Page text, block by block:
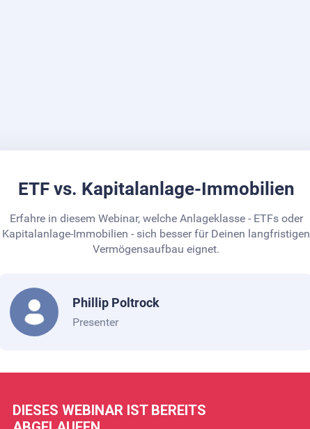
ETF vs. Kapitalanlage-Immobilien
Erfahre in diesem Webinar, welche Anlageklasse - ETFs oder
Kapitalanlage-Immobilien - sich besser für Deinen langfristigen
Vermögensaufbau eignet.
Phillip Poltrock
Presenter